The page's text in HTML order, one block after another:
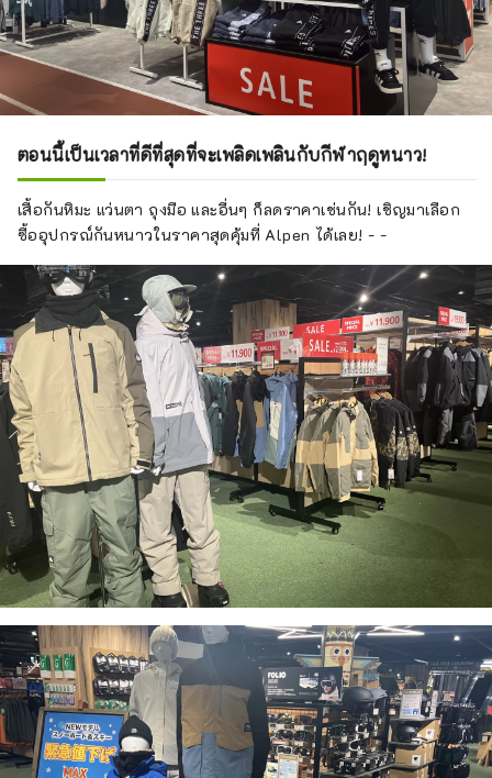
ตอนนี้เป็นเวลาที่ดีที่สุดที่จะเพลิดเพลินกับกีฬาฤดูหนาว!
เสื้อกันหิมะ แว่นตา ถุงมือ และอื่นๆ ก็ลดราคาเช่นกัน! เชิญมาเลือก
ซื้ออุปกรณ์กันหนาวในราคาสุดคุ้มที่ Alpen ได้เลย! - -